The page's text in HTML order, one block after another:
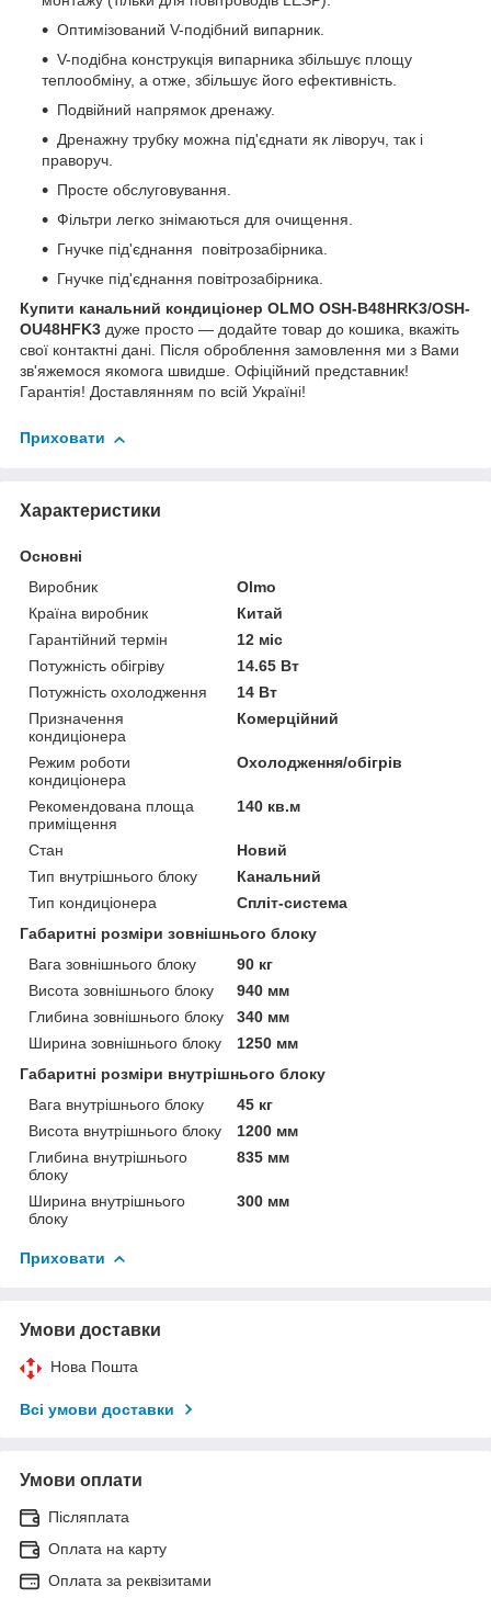
Оптимізований V-подібний випарник.
V-подібна конструкція випарника збільшує площу
теплообміну, а отже, збільшує його ефективність.
Подвійний напрямок дренажу.
Дренажну трубку можна під'єднати як ліворуч, так і
праворуч.
Просте обслуговування.
Фільтри легко знімаються для очищення.
Гнучке під'єднання повітрозабірника.
Гнучке під'єднання повітрозабірника.
Купити канальний кондиціонер OLMO OSH-B48HRK3/OSH-
OU48HFK3 дуже просто — додайте товар до кошика, вкажіть
свої контактні дані. Після оброблення замовлення ми з Вами
зв'яжемося якомога швидше. Офіційний представник!
Гарантія! Доставлянням по всій Україні!
Приховати
Характеристики
Основні
Виробник
Olmo
Країна виробник
Китай
Гарантійний термін
12 міс
Потужність обігріву
14.65 Вт
Потужність охолодження
14 Вт
Призначення
кондиціонера
Комерційний
Режим роботи
кондиціонера
Охолодження/обігрів
Рекомендована площа
приміщення
140 кв.м
Стан
Новий
Тип внутрішнього блоку
Канальний
Тип кондиціонера
Спліт-система
Габаритні розміри зовнішнього блоку
Вага зовнішнього блоку
90 кг
Висота зовнішнього блоку
940 мм
Глибина зовнішнього блоку
340 мм
Ширина зовнішнього блоку
1250 мм
Габаритні розміри внутрішнього блоку
Вага внутрішнього блоку
45 кг
Висота внутрішнього блоку
1200 мм
Глибина внутрішнього
блоку
835 мм
Ширина внутрішнього
блоку
300 мм
Приховати
Умови доставки
Нова Пошта
Всі умови доставки
Умови оплати
Післяплата
Оплата на карту
Оплата за реквізитами